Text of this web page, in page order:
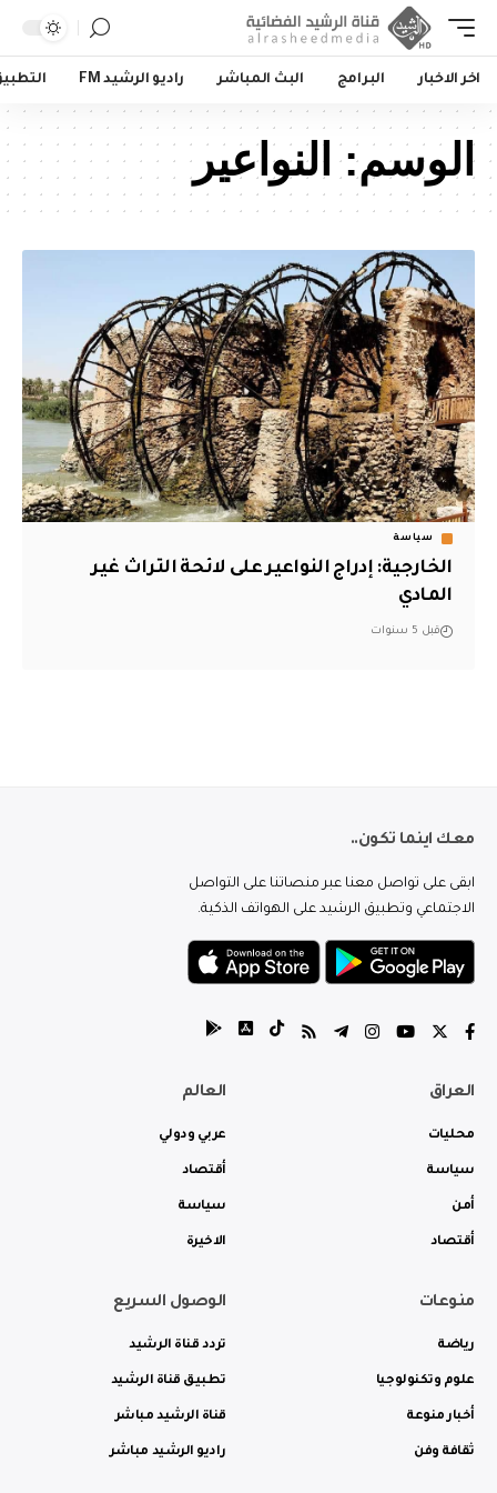
اخر الاخبار البرامج البث المباشر راديو الرشيد FM
الوسم: النواعير
سياسة
الخارجية: إدراج النواعير على لائحة التراث غير
المادي
قبل 5 سنوات
معك اينما تكون..
ابقى على تواصل معنا عبر منصاتنا على التواصل
الاجتماعي وتطبيق الرشيد على الهواتف الذكية.
العراق
محليات
سياسة
أمن
أقتصاد
العالم
عربي ودولي
أقتصاد
سياسة
الاخيرة
منوعات
رياضة
علوم وتكنولوجيا
أخبار منوعة
ثقافة وفن
الوصول السريع
تردد قناة الرشيد
تطبيق قناة الرشيد
قناة الرشيد مباشر
راديو الرشيد مباشر